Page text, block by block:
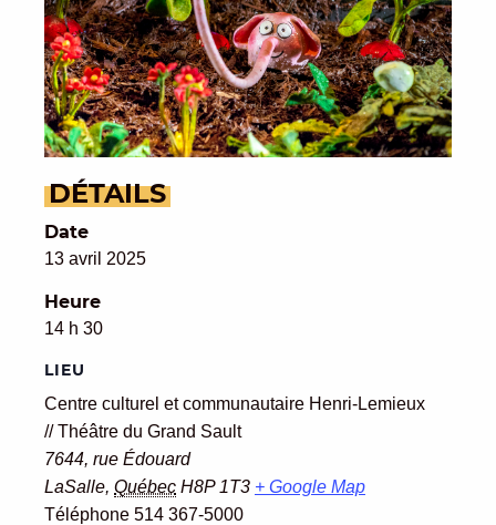
DÉTAILS
Date
13 avril 2025
Heure
14 h 30
LIEU
Centre culturel et communautaire Henri-Lemieux
// Théâtre du Grand Sault
7644, rue Édouard
LaSalle, Québec H8P 1T3 + Google Map
Téléphone 514 367-5000